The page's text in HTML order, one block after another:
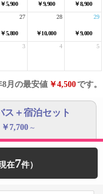
￥5,900 ￥9,900 ￥8,900
￥5,800
27
￥10,000
28
￥9,000
29
3 4 5
8月の最安値 ￥4,500です。
ス＋宿泊セット
￥7,700 ～
7